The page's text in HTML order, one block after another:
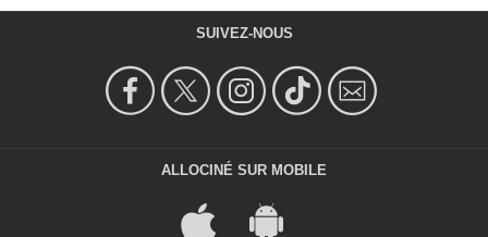
SUIVEZ-NOUS
ALLOCINÉ SUR MOBILE